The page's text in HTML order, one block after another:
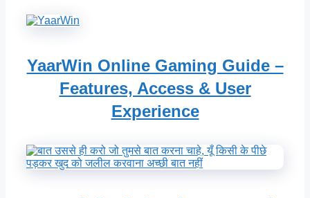
YaarWin Online Gaming Guide –
Features, Access & User
Experience